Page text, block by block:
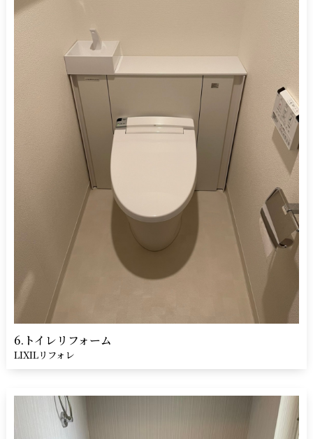
6.トイレリフォーム
LIXILリフォレ